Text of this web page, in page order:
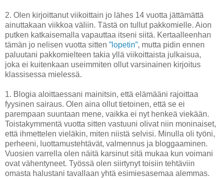
2. Olen kirjoittanut viikoittain jo lähes 14 vuotta jättämättä
ainuttakaan viikkoa väliin. Tästä on tullut pakkomielle. Aion
putken katkaisemalla vapauttaa itseni siitä. Kertaalleenhan
tämän jo nelisen vuotta sitten ”lopetin”, mutta pidin ennen
paluutani pakkomielteen takia yllä viikoittaista julkaisua,
joka ei kuitenkaan useimmiten ollut varsinainen kirjoitus
klassisessa mielessä.
1. Blogia aloittaessani mainitsin, että elämääni rajoittaa
fyysinen sairaus. Olen aina ollut tietoinen, että se ei
parempaan suuntaan mene, vaikka ei nyt henkeä viekään.
Toistakymmentä vuotta sitten vastuuni olivat niin moninaiset,
että ihmettelen vieläkin, miten niistä selvisi. Minulla oli työni,
perheeni, luottamustehtävät, valmennus ja bloggaaminen.
Vuosien varrella olen näitä karsinut sitä mukaa kun voimani
ovat vähentyneet. Työssä olen siirtynyt toisiin tehtäviin
omasta halustani tavallaan yhtä esimiesasemaa alemmas.